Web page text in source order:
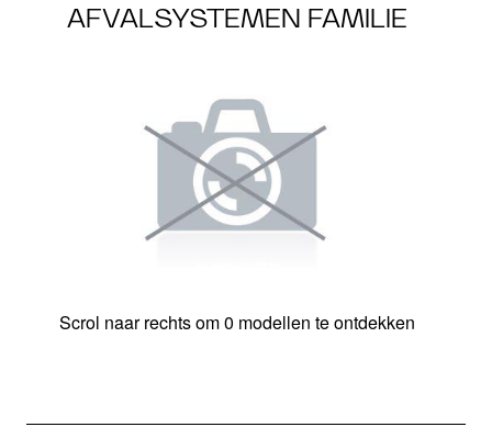
AFVALSYSTEMEN FAMILIE
Scrol naar rechts om 0 modellen te ontdekken